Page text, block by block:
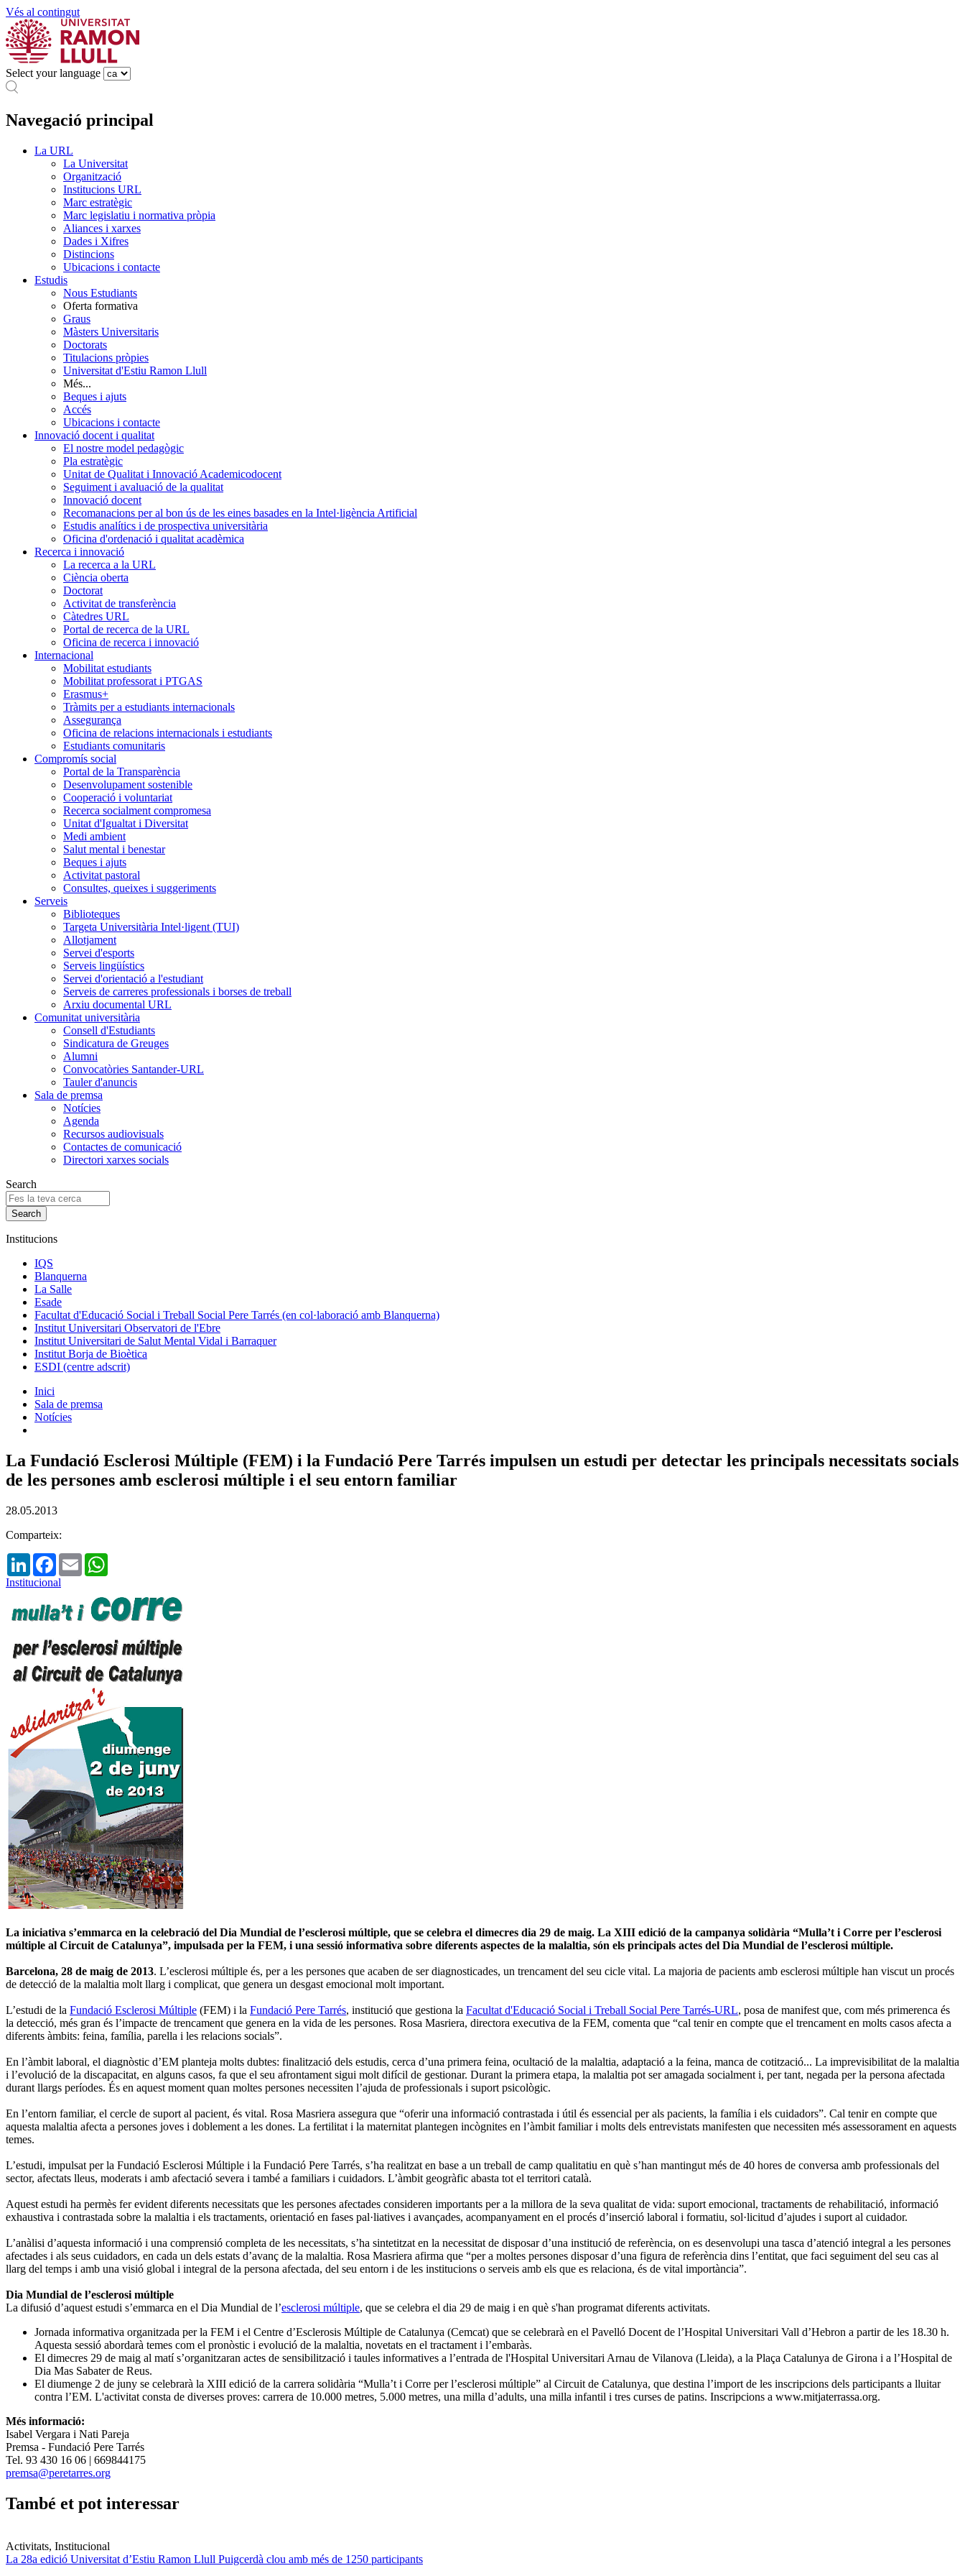
Vés al contingut
Select your language
Navegació principal
La URL
La Universitat
Organització
Institucions URL
Marc estratègic
Marc legislatiu i normativa pròpia
Aliances i xarxes
Dades i Xifres
Distincions
Ubicacions i contacte
Estudis
Nous Estudiants
Oferta formativa
Graus
Màsters Universitaris
Doctorats
Titulacions pròpies
Universitat d'Estiu Ramon Llull
Més...
Beques i ajuts
Accés
Ubicacions i contacte
Innovació docent i qualitat
El nostre model pedagògic
Pla estratègic
Unitat de Qualitat i Innovació Academicodocent
Seguiment i avaluació de la qualitat
Innovació docent
Recomanacions per al bon ús de les eines basades en la Intel·ligència Artificial
Estudis analítics i de prospectiva universitària
Oficina d'ordenació i qualitat acadèmica
Recerca i innovació
La recerca a la URL
Ciència oberta
Doctorat
Activitat de transferència
Càtedres URL
Portal de recerca de la URL
Oficina de recerca i innovació
Internacional
Mobilitat estudiants
Mobilitat professorat i PTGAS
Erasmus+
Tràmits per a estudiants internacionals
Assegurança
Oficina de relacions internacionals i estudiants
Estudiants comunitaris
Compromís social
Portal de la Transparència
Desenvolupament sostenible
Cooperació i voluntariat
Recerca socialment compromesa
Unitat d'Igualtat i Diversitat
Medi ambient
Salut mental i benestar
Beques i ajuts
Activitat pastoral
Consultes, queixes i suggeriments
Serveis
Biblioteques
Targeta Universitària Intel·ligent (TUI)
Allotjament
Servei d'esports
Serveis lingüístics
Servei d'orientació a l'estudiant
Serveis de carreres professionals i borses de treball
Arxiu documental URL
Comunitat universitària
Consell d'Estudiants
Sindicatura de Greuges
Alumni
Convocatòries Santander-URL
Tauler d'anuncis
Sala de premsa
Notícies
Agenda
Recursos audiovisuals
Contactes de comunicació
Directori xarxes socials
Search
Institucions
IQS
Blanquerna
La Salle
Esade
Facultat d'Educació Social i Treball Social Pere Tarrés (en col·laboració amb Blanquerna)
Institut Universitari Observatori de l'Ebre
Institut Universitari de Salut Mental Vidal i Barraquer
Institut Borja de Bioètica
ESDI (centre adscrit)
Inici
Sala de premsa
Notícies
La Fundació Esclerosi Múltiple (FEM) i la Fundació Pere Tarrés impulsen un estudi per detectar les principals necessitats socials
de les persones amb esclerosi múltiple i el seu entorn familiar
28.05.2013
Comparteix:
LinkedInFacebook
Email
Institucional
La iniciativa s’emmarca en la celebració del Dia Mundial de l’esclerosi múltiple, que se celebra el dimecres dia 29 de maig. La XIII edició de la campanya solidària “Mulla’t i Corre per l’esclerosi
múltiple al Circuit de Catalunya”, impulsada per la FEM, i una sessió informativa sobre diferents aspectes de la malaltia, són els principals actes del Dia Mundial de l’esclerosi múltiple.
Barcelona, 28 de maig de 2013. L’esclerosi múltiple és, per a les persones que acaben de ser diagnosticades, un trencament del seu cicle vital. La majoria de pacients amb esclerosi múltiple han viscut un procés
de detecció de la malaltia molt llarg i complicat, que genera un desgast emocional molt important.
L’estudi de la Fundació Esclerosi Múltiple (FEM) i la Fundació Pere Tarrés, institució que gestiona la Facultat d'Educació Social i Treball Social Pere Tarrés-URL, posa de manifest que, com més primerenca és
la detecció, més gran és l’impacte de trencament que genera en la vida de les persones. Rosa Masriera, directora executiva de la FEM, comenta que “cal tenir en compte que el trencament en molts casos afecta a
diferents àmbits: feina, família, parella i les relacions socials”.
En l’àmbit laboral, el diagnòstic d’EM planteja molts dubtes: finalització dels estudis, cerca d’una primera feina, ocultació de la malaltia, adaptació a la feina, manca de cotització... La imprevisibilitat de la malaltia
i l’evolució de la discapacitat, en alguns casos, fa que el seu afrontament sigui molt difícil de gestionar. Durant la primera etapa, la malaltia pot ser amagada socialment i, per tant, negada per la persona afectada
durant llargs períodes. És en aquest moment quan moltes persones necessiten l’ajuda de professionals i suport psicològic.
En l’entorn familiar, el cercle de suport al pacient, és vital. Rosa Masriera assegura que “oferir una informació contrastada i útil és essencial per als pacients, la família i els cuidadors”. Cal tenir en compte que
aquesta malaltia afecta a persones joves i doblement a les dones. La fertilitat i la maternitat plantegen incògnites en l’àmbit familiar i molts dels entrevistats manifesten que necessiten més assessorament en aquests
temes.
L’estudi, impulsat per la Fundació Esclerosi Múltiple i la Fundació Pere Tarrés, s’ha realitzat en base a un treball de camp qualitatiu en què s’han mantingut més de 40 hores de conversa amb professionals del
sector, afectats lleus, moderats i amb afectació severa i també a familiars i cuidadors. L’àmbit geogràfic abasta tot el territori català.
Aquest estudi ha permès fer evident diferents necessitats que les persones afectades consideren importants per a la millora de la seva qualitat de vida: suport emocional, tractaments de rehabilitació, informació
exhaustiva i contrastada sobre la malaltia i els tractaments, orientació en fases pal·liatives i avançades, acompanyament en el procés d’inserció laboral i formatiu, sol·licitud d’ajudes i suport al cuidador.
L’anàlisi d’aquesta informació i una comprensió completa de les necessitats, s’ha sintetitzat en la necessitat de disposar d’una institució de referència, on es desenvolupi una tasca d’atenció integral a les persones
afectades i als seus cuidadors, en cada un dels estats d’avanç de la malaltia. Rosa Masriera afirma que “per a moltes persones disposar d’una figura de referència dins l’entitat, que faci seguiment del seu cas al
llarg del temps i amb una visió global i integral de la persona afectada, del seu entorn i de les institucions o serveis amb els que es relaciona, és de vital importància”.
Dia Mundial de l’esclerosi múltiple
La difusió d’aquest estudi s’emmarca en el Dia Mundial de l’esclerosi múltiple, que se celebra el dia 29 de maig i en què s'han programat diferents activitats.
Jornada informativa organitzada per la FEM i el Centre d’Esclerosis Múltiple de Catalunya (Cemcat) que se celebrarà en el Pavelló Docent de l’Hospital Universitari Vall d’Hebron a partir de les 18.30 h.
Aquesta sessió abordarà temes com el pronòstic i evolució de la malaltia, novetats en el tractament i l’embaràs.
El dimecres 29 de maig al matí s’organitzaran actes de sensibilització i taules informatives a l’entrada de l'Hospital Universitari Arnau de Vilanova (Lleida), a la Plaça Catalunya de Girona i a l’Hospital de
Dia Mas Sabater de Reus.
El diumenge 2 de juny se celebrarà la XIII edició de la carrera solidària “Mulla’t i Corre per l’esclerosi múltiple” al Circuit de Catalunya, que destina l’import de les inscripcions dels participants a lluitar
contra l’EM. L'activitat consta de diverses proves: carrera de 10.000 metres, 5.000 metres, una milla d’adults, una milla infantil i tres curses de patins. Inscripcions a www.mitjaterrassa.org.
Més informació:
Isabel Vergara i Nati Pareja
Premsa - Fundació Pere Tarrés
Tel. 93 430 16 06 | 669844175
premsa@peretarres.org
També et pot interessar
Activitats, Institucional
La 28a edició Universitat d’Estiu Ramon Llull Puigcerdà clou amb més de 1250 participants